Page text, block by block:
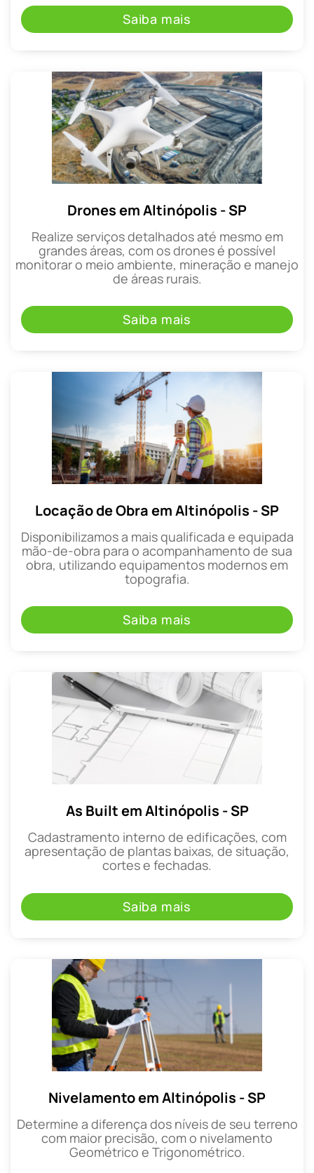
Saiba mais
Drones em Altinópolis - SP
Realize serviços detalhados até mesmo em
grandes áreas, com os drones é possível
monitorar o meio ambiente, mineração e manejo
de áreas rurais.
Saiba mais
Locação de Obra em Altinópolis - SP
Disponibilizamos a mais qualificada e equipada
mão-de-obra para o acompanhamento de sua
obra, utilizando equipamentos modernos em
topografia.
Saiba mais
As Built em Altinópolis - SP
Cadastramento interno de edificações, com
apresentação de plantas baixas, de situação,
cortes e fechadas.
Saiba mais
Nivelamento em Altinópolis - SP
Determine a diferença dos níveis de seu terreno
com maior precisão, com o nivelamento
Geométrico e Trigonométrico.